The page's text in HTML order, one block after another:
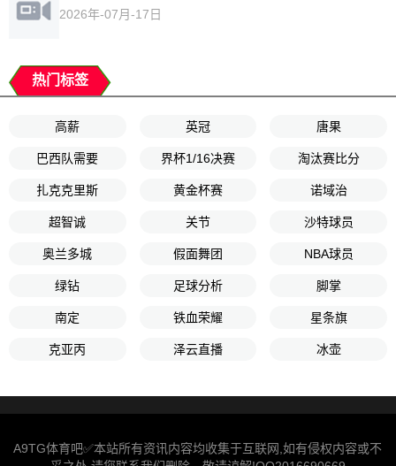
2026年-07月-17日
热门标签
高薪 英冠 唐果
巴西队需要 界杯1/16决赛 淘汰赛比分
扎克克里斯 黄金杯赛 诺域治
超智诚 关节 沙特球员
奥兰多城 假面舞团 NBA球员
绿钻 足球分析 脚掌
南定 铁血荣耀 星条旗
克亚丙 泽云直播 冰壶
A9TG体育吧✅本站所有资讯内容均收集于互联网,如有侵权内容或不